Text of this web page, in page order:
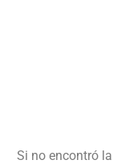
Si no encontró